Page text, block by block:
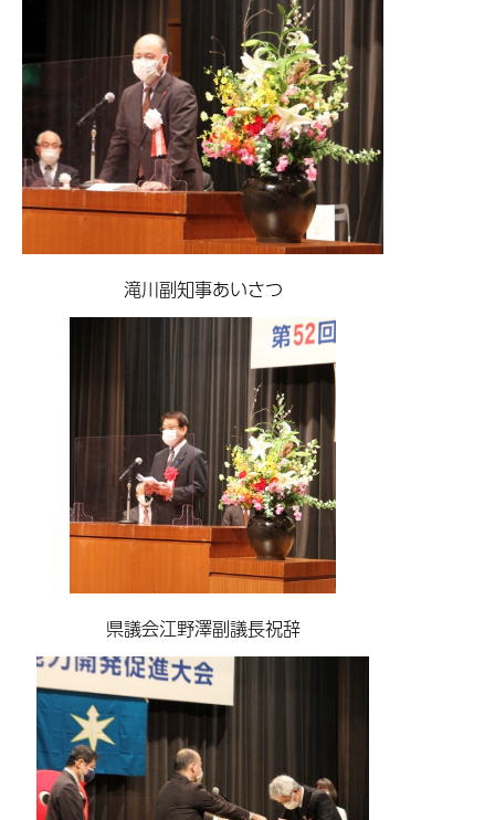
滝川副知事あいさつ
県議会江野澤副議長祝辞